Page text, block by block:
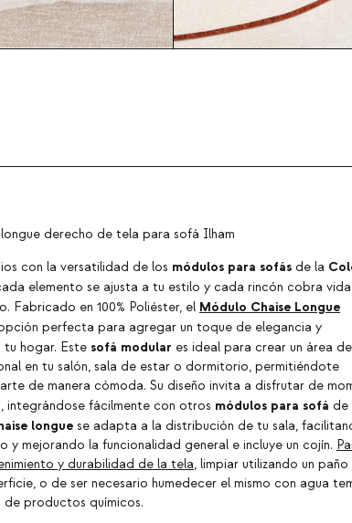
derecho de tela para sofá Ilham
con la versatilidad de los módulos para sofás de la
elemento se ajusta a tu estilo y cada rincón cobra
Fabricado en 100% Poliéster, el Módulo Chaise Longue
perfecta para agregar un toque de elegancia y
hogar. Este sofá modular es ideal para crear un área de
en tu salón, sala de estar o dormitorio, permitiéndote
de manera cómoda. Su diseño invita a disfrutar de
integrándose fácilmente con otros módulos para sofá de
longue se adapta a la distribución de tu sala,
y mejorando la funcionalidad general e incluye un cojín.
y durabilidad de la tela, limpiar utilizando un
o de ser necesario humedecer el mismo con agua
de productos químicos.